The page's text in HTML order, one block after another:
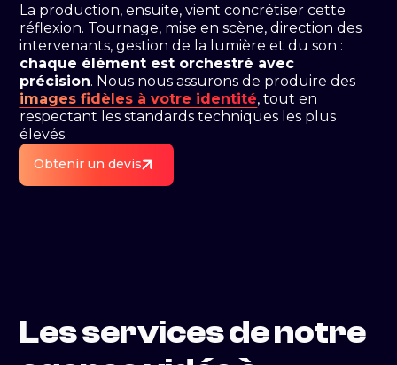
La production, ensuite, vient concrétiser cette
réflexion. Tournage, mise en scène, direction des
intervenants, gestion de la lumière et du son :
chaque élément est orchestré avec
précision. Nous nous assurons de produire des
images fidèles à votre identité, tout en
respectant les standards techniques les plus
élevés.
Obtenir un devis
Les services de notre